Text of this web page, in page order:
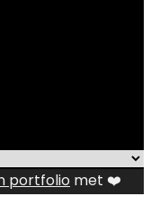
portfolio met ❤️